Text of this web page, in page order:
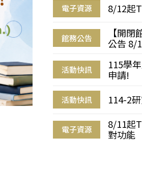
電子資源 8/12起
館務公告
【開
公告 8/
活動快訊
115學
申請!
活動快訊 114-2
電子資源
8/11起
對功能